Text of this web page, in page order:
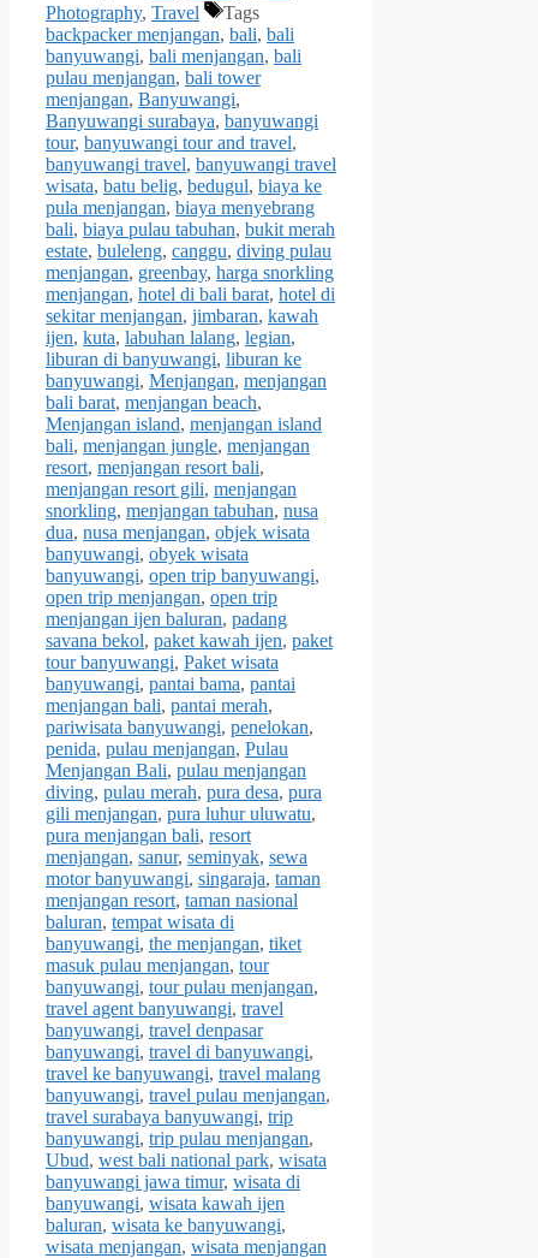
Photography, Travel
Tags
backpacker menjangan, bali, bali
banyuwangi, bali menjangan, bali
pulau menjangan, bali tower
menjangan, Banyuwangi,
Banyuwangi surabaya, banyuwangi
tour, banyuwangi tour and travel,
banyuwangi travel, banyuwangi travel
wisata, batu belig, bedugul, biaya ke
pula menjangan, biaya menyebrang
bali, biaya pulau tabuhan, bukit merah
estate, buleleng, canggu, diving pulau
menjangan, greenbay, harga snorkling
menjangan, hotel di bali barat, hotel di
sekitar menjangan, jimbaran, kawah
ijen, kuta, labuhan lalang, legian,
liburan di banyuwangi, liburan ke
banyuwangi, Menjangan, menjangan
bali barat, menjangan beach,
Menjangan island, menjangan island
bali, menjangan jungle, menjangan
resort, menjangan resort bali,
menjangan resort gili, menjangan
snorkling, menjangan tabuhan, nusa
dua, nusa menjangan, objek wisata
banyuwangi, obyek wisata
banyuwangi, open trip banyuwangi,
open trip menjangan, open trip
menjangan ijen baluran, padang
savana bekol, paket kawah ijen, paket
tour banyuwangi, Paket wisata
banyuwangi, pantai bama, pantai
menjangan bali, pantai merah,
pariwisata banyuwangi, penelokan,
penida, pulau menjangan, Pulau
Menjangan Bali, pulau menjangan
diving, pulau merah, pura desa, pura
gili menjangan, pura luhur uluwatu,
pura menjangan bali, resort
menjangan, sanur, seminyak, sewa
motor banyuwangi, singaraja, taman
menjangan resort, taman nasional
baluran, tempat wisata di
banyuwangi, the menjangan, tiket
masuk pulau menjangan, tour
banyuwangi, tour pulau menjangan,
travel agent banyuwangi, travel
banyuwangi, travel denpasar
banyuwangi, travel di banyuwangi,
travel ke banyuwangi, travel malang
banyuwangi, travel pulau menjangan,
travel surabaya banyuwangi, trip
banyuwangi, trip pulau menjangan,
Ubud, west bali national park, wisata
banyuwangi jawa timur, wisata di
banyuwangi, wisata kawah ijen
baluran, wisata ke banyuwangi,
wisata menjangan, wisata menjangan